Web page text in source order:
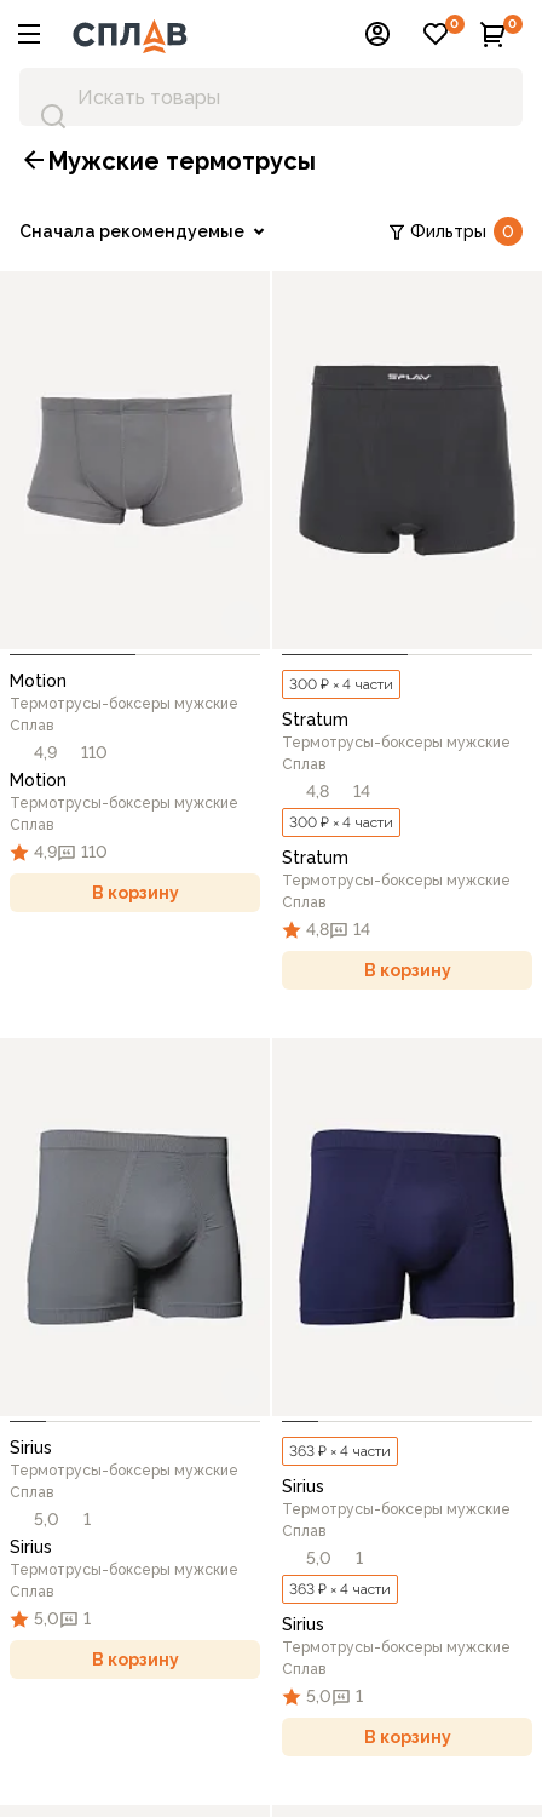
0 0
Мужские термотрусы
Сначала рекомендуемые Фильтры 0
Motion
Термотрусы-боксеры мужские
Сплав
4,9
110
Motion
Термотрусы-боксеры мужские
Сплав
4,9 110
В корзину
300 ₽ × 4 части
Stratum
Термотрусы-боксеры мужские
Сплав
4,8 14
300 ₽ × 4 части
Stratum
Термотрусы-боксеры мужские
Сплав
4,8 14
В корзину
Sirius
Термотрусы-боксеры мужские
Сплав
5,0
1
Sirius
Термотрусы-боксеры мужские
Сплав
5,0 1
В корзину
363 ₽ × 4 части
Sirius
Термотрусы-боксеры мужские
Сплав
5,0 1
363 ₽ × 4 части
Sirius
Термотрусы-боксеры мужские
Сплав
5,0 1
В корзину